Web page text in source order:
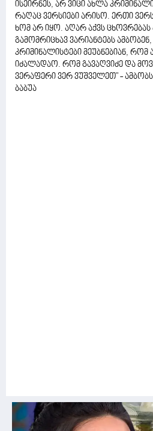
ისეირნეს, არ ვიცი ახლა
რაღაც ვერსიები არისო. ერთი
ხომ არ იყო. აღარ აქვს ცხოვრებას
გამომრიცხავ ვარიანტებს
კრიმინალისტები მეუბნებიან, რომ
იძალადაო. რომ გავაღვიძე და
ვერაფერი ვერ ვუშველეთ" -
ბაბუა